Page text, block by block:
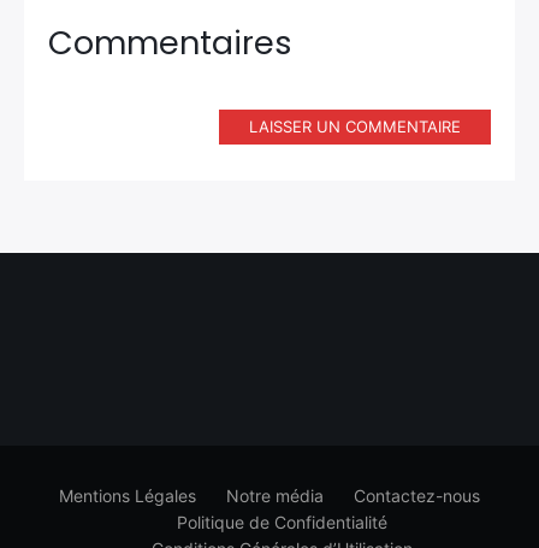
Commentaires
LAISSER UN COMMENTAIRE
Mentions Légales Notre média
Contactez-nous
Politique de Confidentialité